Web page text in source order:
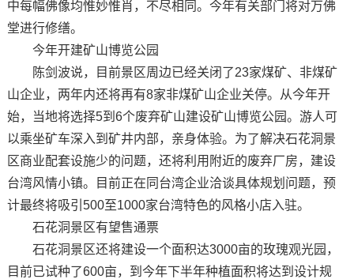
中每幅佛像均惟妙惟肖，不尽相同。今年有关部门将对万佛
堂进行修缮。
今年开建矿山博览公园
陈剑波说，目前景区周边已经关闭了23家煤矿、非煤矿
山企业，两年内还将再有8家非煤矿山企业关停。从今年开
始，当地将选择5到6个废弃矿山建设矿山博览公园。游人可
以乘坐矿车深入到矿井内部，亲身体验。为了解决石花洞景
区商业配套设施少的问题，还将利用附近的废弃厂房，建设
台湾风情小镇。目前正在同台湾企业洽谈具体规划问题，预
计最终将吸引500至1000家台湾特色的风格小店入驻。
石花洞景区有望售通票
石花洞景区还将建设一个面积达3000亩的玫瑰观光园，
目前已试种了600亩，到今年下半年种植面积将达到设计规